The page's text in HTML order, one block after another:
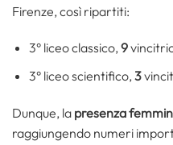
Firenze, così ripartiti:
3° liceo classico,9
3° liceo scientifico, 3
Dunque, la presenza
raggiungendo numeri